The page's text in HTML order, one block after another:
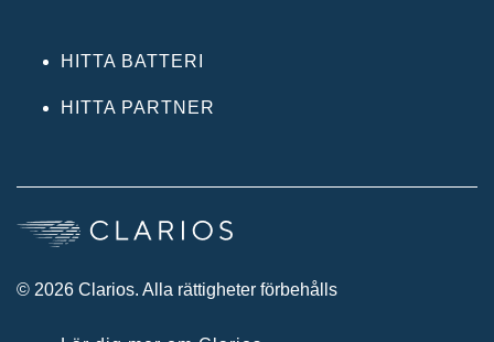
HITTA BATTERI
HITTA PARTNER
© 2026 Clarios. Alla rättigheter förbehålls